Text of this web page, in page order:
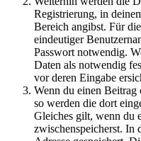
Registrierung, in
Bereich angibst. Für
eindeutiger
Passwort notwendig.
Daten als notwendig
vor deren Eingabe
Wenn du einen Beitrag
so werden die dort
Gleiches gilt, wenn du
zwischenspeicherst. In